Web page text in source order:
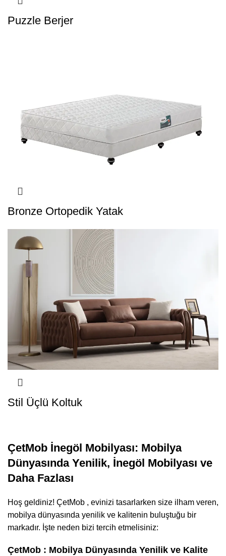
Puzzle Berjer
Bronze Ortopedik Yatak
Stil Üçlü Koltuk
ÇetMob İnegöl Mobilyası: Mobilya
Dünyasında Yenilik, İnegöl Mobilyası ve
Daha Fazlası
Hoş geldiniz! ÇetMob , evinizi tasarlarken size ilham veren,
mobilya dünyasında yenilik ve kalitenin buluştuğu bir
markadır. İşte neden bizi tercih etmelisiniz:
ÇetMob : Mobilya Dünyasında Yenilik ve Kalite